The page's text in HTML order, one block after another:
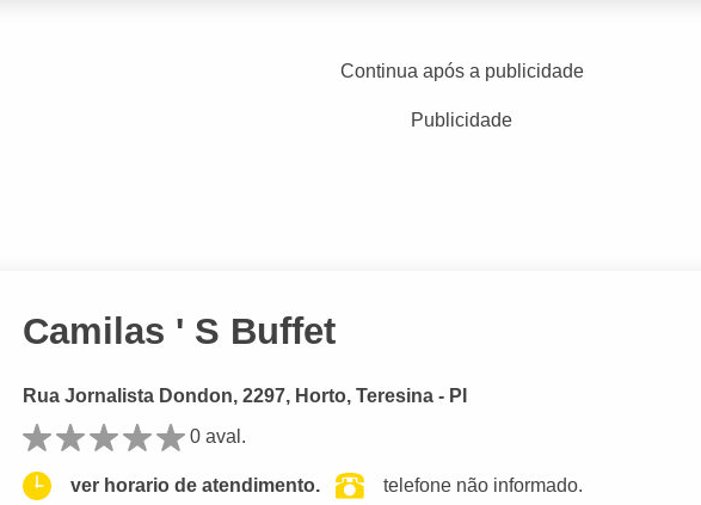
Continua após a publicidade
Publicidade
Camilas ' S Buffet
Rua Jornalista Dondon, 2297, Horto, Teresina - PI
0 aval.
ver horario de atendimento. telefone não informado.